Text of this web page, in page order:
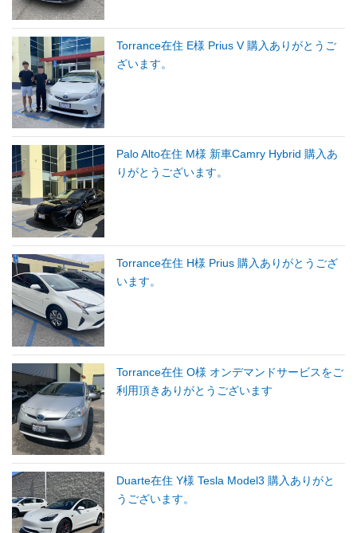
Torrance在住 E様 Prius V 購入ありがとうご
ざいます。
Palo Alto在住 M様 新車Camry Hybrid 購入あ
りがとうございます。
Torrance在住 H様 Prius 購入ありがとうござ
います。
Torrance在住 O様 オンデマンドサービスをご
利用頂きありがとうございます
Duarte在住 Y様 Tesla Model3 購入ありがと
うございます。